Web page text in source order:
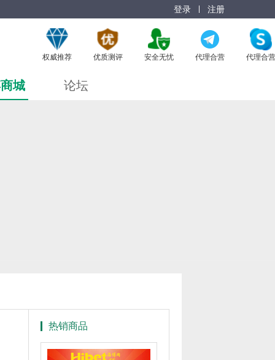
登录 注册
权威推荐 优质测评 安全无忧 代理合营 代理合营
城 论坛
热销商品